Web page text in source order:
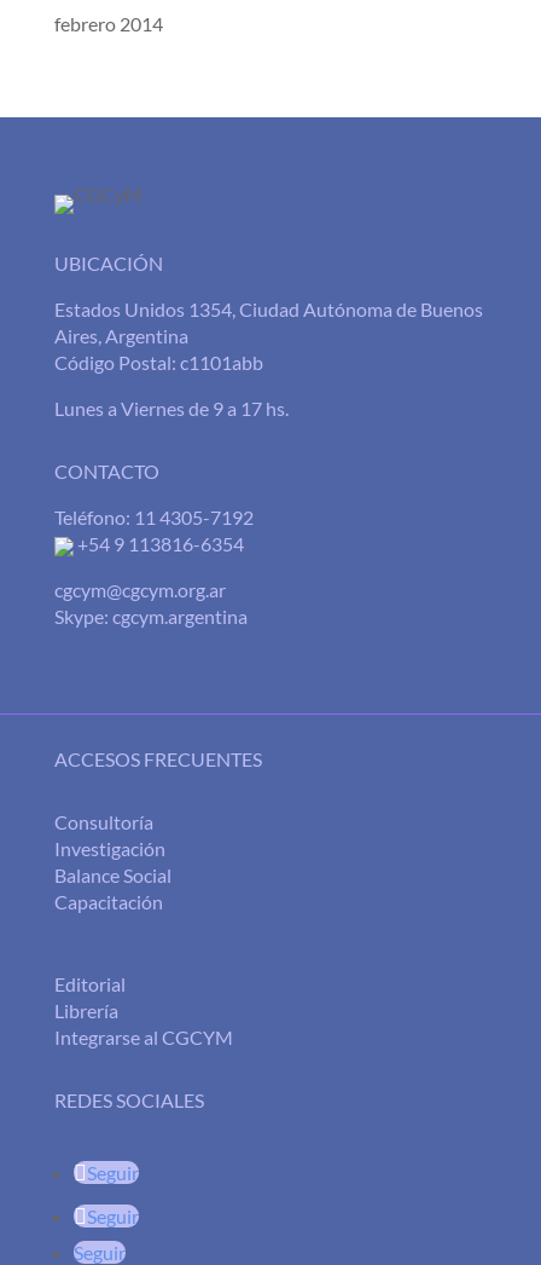
febrero 2014
UBICACIÓN
Estados Unidos 1354, Ciudad Autónoma de Buenos
Aires, Argentina
Código Postal: c1101abb
Lunes a Viernes de 9 a 17 hs.
CONTACTO
Teléfono: 11 4305-7192
+54 9 113816-6354
cgcym@cgcym.org.ar
Skype: cgcym.argentina
ACCESOS FRECUENTES
Consultoría
Investigación
Balance Social
Capacitación
Editorial
Librería
Integrarse al CGCYM
REDES SOCIALES
Seguir
Seguir
Seguir